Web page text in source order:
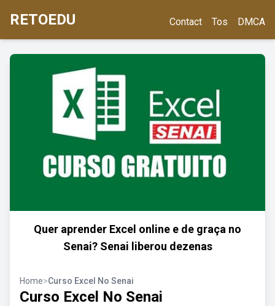
RETOEDU Contact Tos DMCA
Quer aprender Excel online e de graça no
Senai? Senai liberou dezenas
Home>Curso Excel No Senai
Curso Excel No Senai